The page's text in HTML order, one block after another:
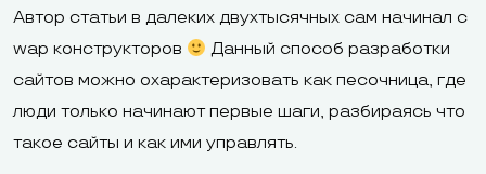
Автор статьи в далеких двухтысячных сам начинал с
wap конструкторов
Данный способ разработки
сайтов можно охарактеризовать как песочница, где
люди только начинают первые шаги, разбираясь что
такое сайты и как ими управлять.